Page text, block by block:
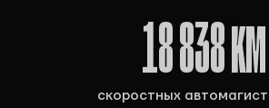
18 838км
скоростных